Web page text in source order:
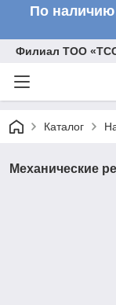
По наличию
Филиал ТОО
Каталог
Механические